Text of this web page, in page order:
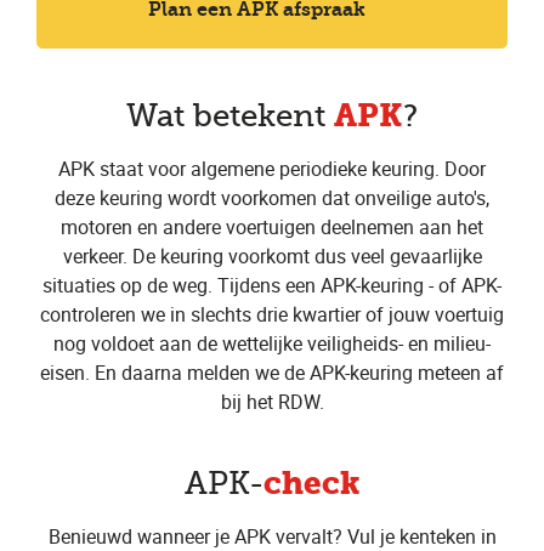
Plan een APK afspraak
Wat betekent APK?
APK staat voor algemene periodieke keuring. Door
deze keuring wordt voorkomen dat onveilige auto's,
motoren en andere voertuigen deelnemen aan het
verkeer. De keuring voorkomt dus veel gevaarlijke
situaties op de weg. Tijdens een APK-keuring - of APK-
controleren we in slechts drie kwartier of jouw voertuig
nog voldoet aan de wettelijke veiligheids- en milieu-
eisen. En daarna melden we de APK-keuring meteen af
bij het RDW.
APK-check
Benieuwd wanneer je APK vervalt? Vul je kenteken in